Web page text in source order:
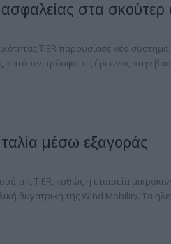
στα σκούτερ
TIER παρουσίασε νέο σύστημα
κατόπιν πρόσφατης έρευνας στην
μέσω εξαγοράς
της TIER, καθώς η εταιρεία
θυγατρική της Wind Mobility. Τα